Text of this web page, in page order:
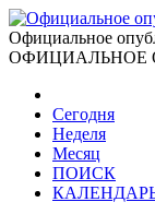
Официальное
ОФИЦИАЛЬНОЕ
Сегодня
Неделя
Месяц
ПОИСК